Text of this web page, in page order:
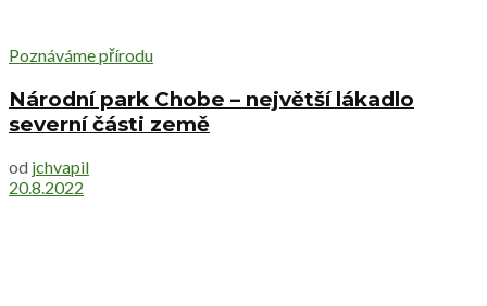
Poznáváme přírodu
Národní park Chobe – největší lákadlo
severní části země
od jchvapil
20.8.2022